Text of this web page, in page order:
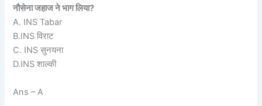
नौसेना जहाज ने भाग लिया?
A. INS Tabar
B.INS विराट
C. INS सुनयना
D.INS शाल्की
Ans – A